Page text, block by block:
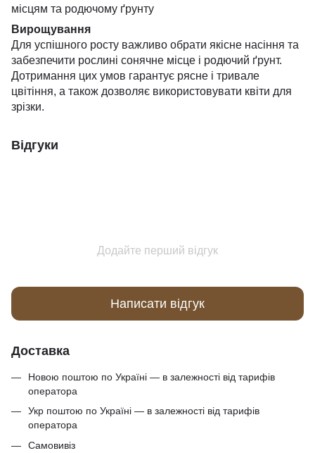
місцям та родючому ґрунту
Вирощування
Для успішного росту важливо обрати якісне насіння та
забезпечити рослині сонячне місце і родючий ґрунт.
Дотримання цих умов гарантує рясне і тривале
цвітіння, а також дозволяє використовувати квіти для
зрізки.
Відгуки
Додайте перший відгук
Написати відгук
Доставка
Новою поштою по Україні — в залежності від тарифів
оператора
Укр поштою по Україні — в залежності від тарифів
оператора
Самовивіз